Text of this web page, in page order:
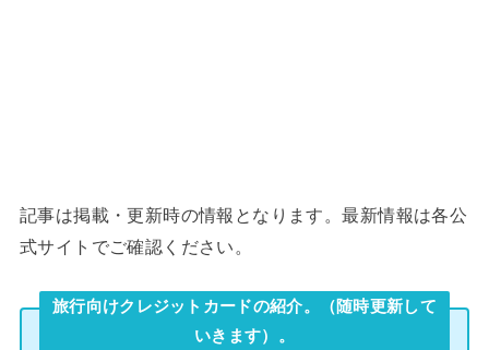
記事は掲載・更新時の情報となります。最新情報は各公
式サイトでご確認ください。
旅行向けクレジットカードの紹介。（随時更新して
いきます）。